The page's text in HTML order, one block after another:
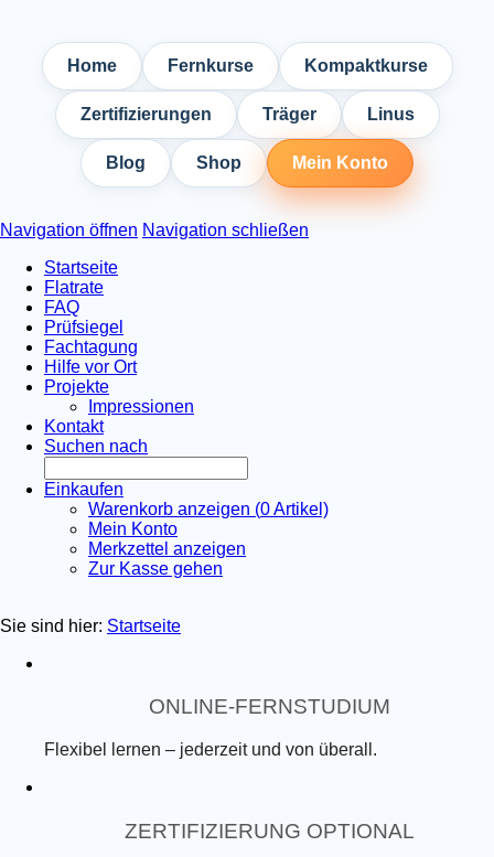
Home Fernkurse Kompaktkurse
Zertifizierungen Träger Linus
Blog Shop Mein Konto
Navigation öffnen Navigation schließen
Startseite
Flatrate
FAQ
Prüfsiegel
Fachtagung
Hilfe vor Ort
Projekte
Impressionen
Kontakt
Suchen nach
Einkaufen
Warenkorb anzeigen (0Artikel)
Mein Konto
Merkzettel anzeigen
Zur Kasse gehen
Sie sind hier: Startseite
ONLINE-FERNSTUDIUM
Flexibel lernen – jederzeit und von überall.
ZERTIFIZIERUNG OPTIONAL